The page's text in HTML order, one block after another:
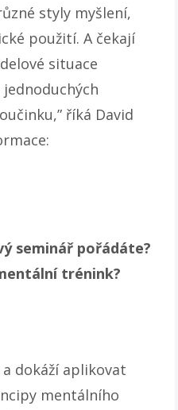
styly myšlení,
použití. A čekají
situace
říká David
seminář pořádáte?
trénink?
dokáží aplikovat
mentálního